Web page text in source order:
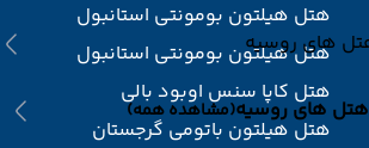
های روسیه
هتل های روسیه(مشاهده همه)
هتل هیلتون بومونتی استانبول
هتل هیلتون بومونتی استانبول
هتل کاپا سنس اوبود بالی
هتل هیلتون باتومی گرجستان